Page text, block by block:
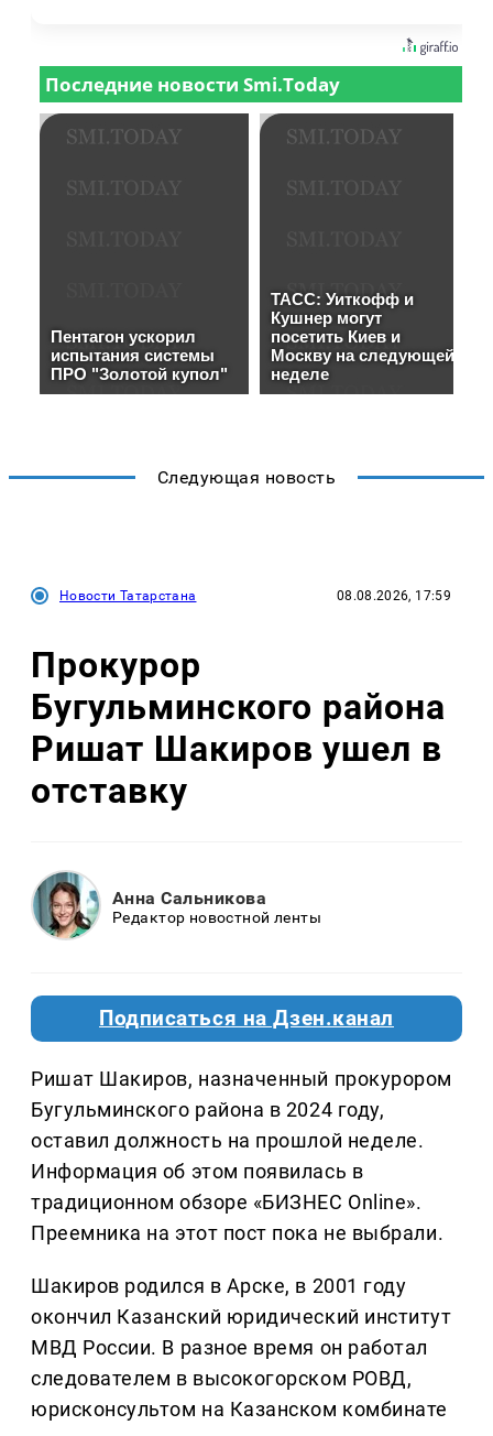
Следующая новость
Новости Татарстана 08.08.2026, 17:59
Прокурор
Бугульминского района
Ришат Шакиров ушел в
отставку
Анна Сальникова
Редактор новостной ленты
Подписаться на Дзен.канал
Ришат Шакиров, назначенный прокурором
Бугульминского района в 2024 году,
оставил должность на прошлой неделе.
Информация об этом появилась в
традиционном обзоре «БИЗНЕС Online».
Преемника на этот пост пока не выбрали.
Шакиров родился в Арске, в 2001 году
окончил Казанский юридический институт
МВД России. В разное время он работал
следователем в высокогорском РОВД,
юрисконсультом на Казанском комбинате